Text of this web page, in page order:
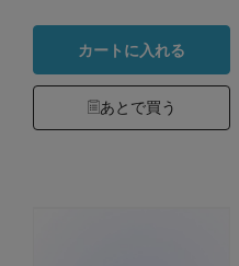
カートに入れる
あとで買う